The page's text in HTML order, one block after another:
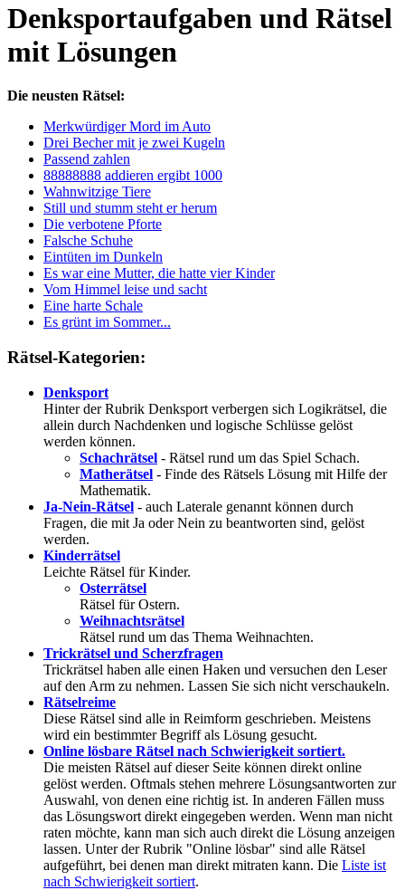
Denksportaufgaben und Rätsel
mit Lösungen
Die neusten Rätsel:
Merkwürdiger Mord im Auto
Drei Becher mit je zwei Kugeln
Passend zahlen
88888888 addieren ergibt 1000
Wahnwitzige Tiere
Still und stumm steht er herum
Die verbotene Pforte
Falsche Schuhe
Eintüten im Dunkeln
Es war eine Mutter, die hatte vier Kinder
Vom Himmel leise und sacht
Eine harte Schale
Es grünt im Sommer...
Rätsel-Kategorien:
Denksport
Hinter der Rubrik Denksport verbergen sich Logikrätsel, die
allein durch Nachdenken und logische Schlüsse gelöst
werden können.
Schachrätsel - Rätsel rund um das Spiel Schach.
Matherätsel - Finde des Rätsels Lösung mit Hilfe der
Mathematik.
Ja-Nein-Rätsel - auch Laterale genannt können durch
Fragen, die mit Ja oder Nein zu beantworten sind, gelöst
werden.
Kinderrätsel
Leichte Rätsel für Kinder.
Osterrätsel
Rätsel für Ostern.
Weihnachtsrätsel
Rätsel rund um das Thema Weihnachten.
Trickrätsel und Scherzfragen
Trickrätsel haben alle einen Haken und versuchen den Leser
auf den Arm zu nehmen. Lassen Sie sich nicht verschaukeln.
Rätselreime
Diese Rätsel sind alle in Reimform geschrieben. Meistens
wird ein bestimmter Begriff als Lösung gesucht.
Online lösbare Rätsel nach Schwierigkeit sortiert.
Die meisten Rätsel auf dieser Seite können direkt online
gelöst werden. Oftmals stehen mehrere Lösungsantworten zur
Auswahl, von denen eine richtig ist. In anderen Fällen muss
das Lösungswort direkt eingegeben werden. Wenn man nicht
raten möchte, kann man sich auch direkt die Lösung anzeigen
lassen. Unter der Rubrik "Online lösbar" sind alle Rätsel
aufgeführt, bei denen man direkt mitraten kann. Die Liste ist
nach Schwierigkeit sortiert.